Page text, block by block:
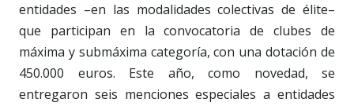
entidades –en las modalidades colectivas de élite–
que participan en la convocatoria de clubes de
máxima y submáxima categoría, con una dotación de
450.000 euros. Este año, como novedad, se
entregaron seis menciones especiales a entidades